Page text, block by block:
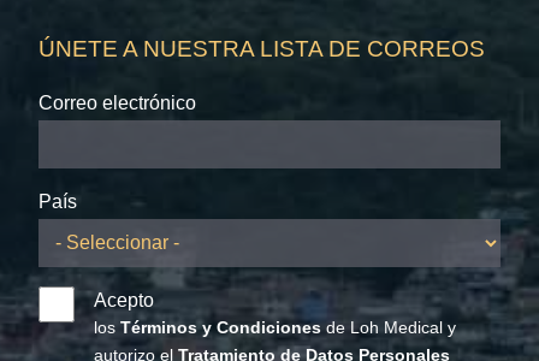
ÚNETE A NUESTRA LISTA DE CORREOS
Correo electrónico
País
Acepto
losTérminos y Condiciones de Loh Medical y
autorizo elTratamiento de Datos Personales